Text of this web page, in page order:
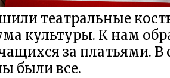
театральные
культуры. К нам
за платьями.
были все.